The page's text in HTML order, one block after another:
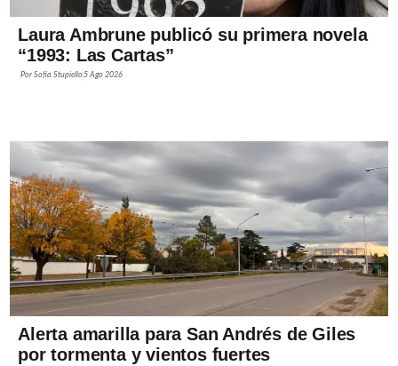
Laura Ambrune publicó su primera novela
“1993: Las Cartas”
PorSofía Stupiello5 Ago 2026
Alerta amarilla para San Andrés de Giles
por tormenta y vientos fuertes